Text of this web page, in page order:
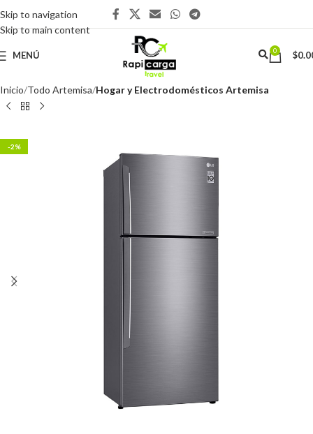
Skip to navigation
Skip to main content
MENÚ 0 $
Inicio Todo Artemisa Hogar y Electrodomésticos Artemisa
-2%